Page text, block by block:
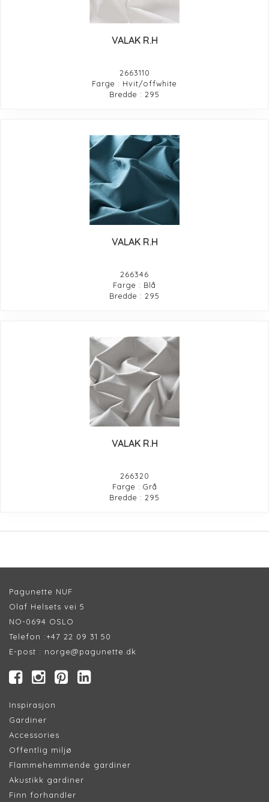
VALAK R.H
2663110
Farge : Hvit/offwhite
Bredde : 295
VALAK R.H
266346
Farge : Blå
Bredde : 295
VALAK R.H
266320
Farge : Grå
Bredde : 295
Pagunette NUF
Olaf Helsets vei 5
NO-0694 OSLO
Telefon :+47 22 09 31 50
E-post : norge@pagunette.dk
Inspirasjon
Gardiner
Accessories
Offentlig miljø
Flammehemmende gardiner
Akustikk gardiner
Finn forhandler